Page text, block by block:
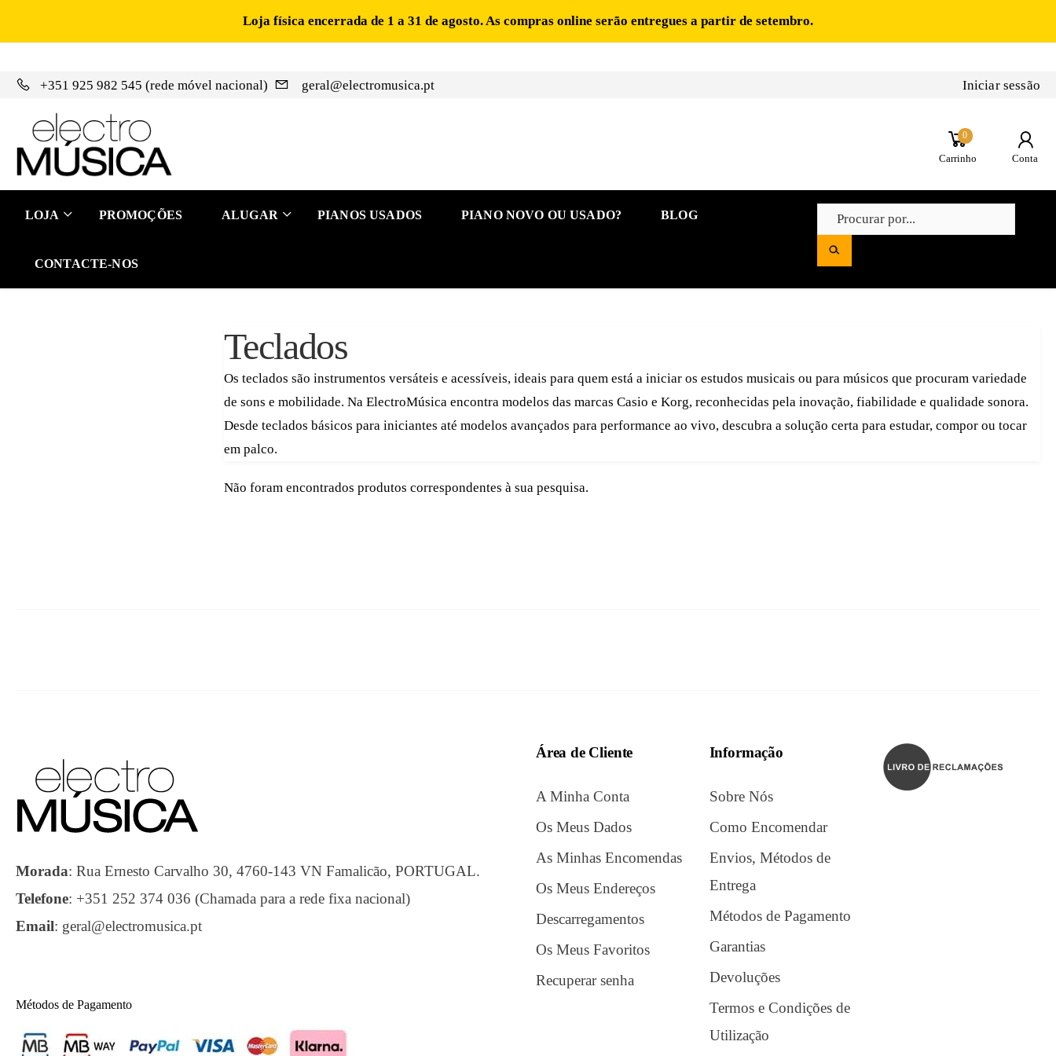
Loja física encerrada de 1 a 31 de agosto. As compras online serão entregues a partir de setembro.
+351 925 982 545 (rede móvel nacional) geral@electromusica.pt Iniciar sessão
0
Carrinho Conta
LOJA PROMOÇÕES ALUGAR PIANOS USADOS PIANO NOVO OU USADO? BLOG
CONTACTE-NOS
Teclados
Os teclados são instrumentos versáteis e acessíveis, ideais para quem está a iniciar os estudos musicais ou para músicos que procuram variedade
de sons e mobilidade. Na ElectroMúsica encontra modelos das marcas Casio e Korg, reconhecidas pela inovação, fiabilidade e qualidade sonora.
Desde teclados básicos para iniciantes até modelos avançados para performance ao vivo, descubra a solução certa para estudar, compor ou tocar
em palco.
Não foram encontrados produtos correspondentes à sua pesquisa.
Morada: Rua Ernesto Carvalho 30, 4760-143 VN Famalicão, PORTUGAL.
Telefone: +351 252 374 036 (Chamada para a rede fixa nacional)
Email: geral@electromusica.pt
Métodos de Pagamento
Área de Cliente
A Minha Conta
Os Meus Dados
As Minhas Encomendas
Os Meus Endereços
Descarregamentos
Os Meus Favoritos
Recuperar senha
Informação
Sobre Nós
Como Encomendar
Envios, Métodos de
Entrega
Métodos de Pagamento
Garantias
Devoluções
Termos e Condições de
Utilização